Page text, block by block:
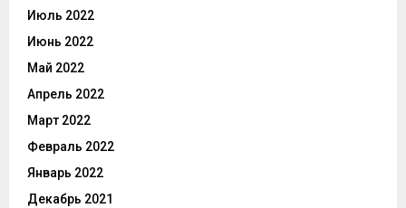
Июль 2022
Июнь 2022
Май 2022
Апрель 2022
Март 2022
Февраль 2022
Январь 2022
Декабрь 2021